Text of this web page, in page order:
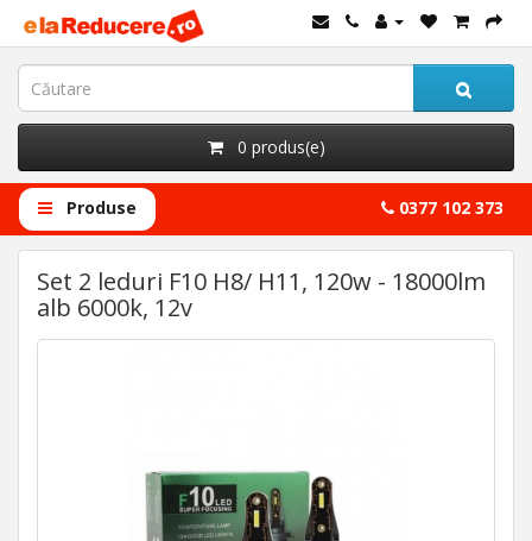
0 produs(e)
Produse 0377 102 373
Set 2 leduri F10 H8/ H11, 120w - 18000lm
alb 6000k, 12v